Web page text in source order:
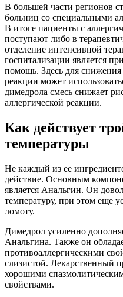
В большей части регионов
больниц со специальными
В итоге пациенты с
поступают либо в
отделение интенсивной
госпитализации является
помощь. Здесь для снижения
реакции может
димедрола смесь снижает
аллергической реакции.
Как действует
температуры
Не каждый из ее
действие. Основным
является Анальгин. Он
температуру, при этом еще
ломоту.
Димедрол усиленно
Анальгина. Также он
противоаллергическими
слизистой. Лекарственный
хорошими
свойствами.